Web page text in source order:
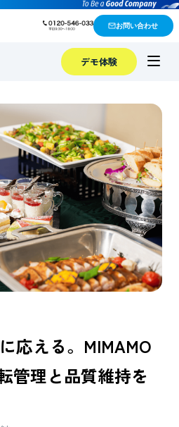
お問い合わせ
デモ体験
応える。MIMAMO
管理と品質維持を